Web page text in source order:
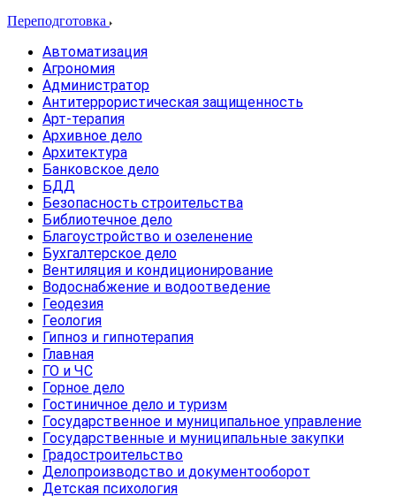
Переподготовка
Автоматизация
Агрономия
Администратор
Антитеррористическая защищенность
Арт-терапия
Архивное дело
Архитектура
Банковское дело
БДД
Безопасность строительства
Библиотечное дело
Благоустройство и озеленение
Бухгалтерское дело
Вентиляция и кондиционирование
Водоснабжение и водоотведение
Геодезия
Геология
Гипноз и гипнотерапия
Главная
ГО и ЧС
Горное дело
Гостиничное дело и туризм
Государственное и муниципальное управление
Государственные и муниципальные закупки
Градостроительство
Делопроизводство и документооборот
Детская психология